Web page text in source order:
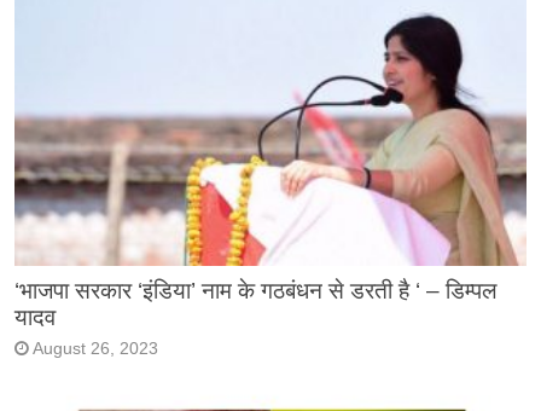
‘भाजपा सरकार ‘इंडिया’ नाम के गठबंधन से डरती है ‘ – डिम्पल
यादव
August 26, 2023